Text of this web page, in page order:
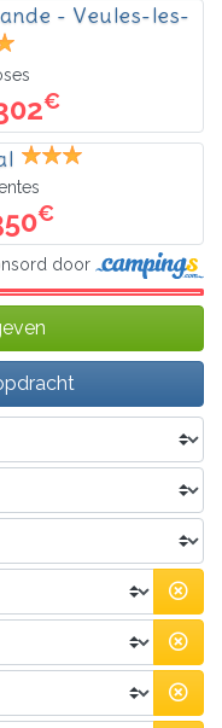
- Veules-les-
€
€
door